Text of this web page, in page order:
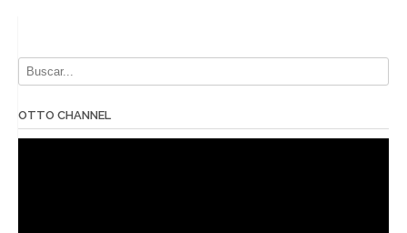
OTTO CHANNEL